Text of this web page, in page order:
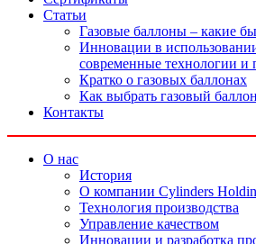
Статьи
Газовые баллоны – какие
Инновации в
современные технологии и
Кратко о газовых баллонах
Как выбрать газовый баллон
Контакты
О нас
История
О компании Cylinders
Технология производства
Управление качеством
Инновации и разработка